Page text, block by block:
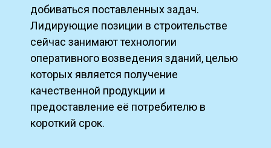
добиваться поставленных задач.
Лидирующие позиции в строительстве
сейчас занимают технологии
оперативного возведения зданий, целью
которых является получение
качественной продукции и
предоставление её потребителю в
короткий срок.